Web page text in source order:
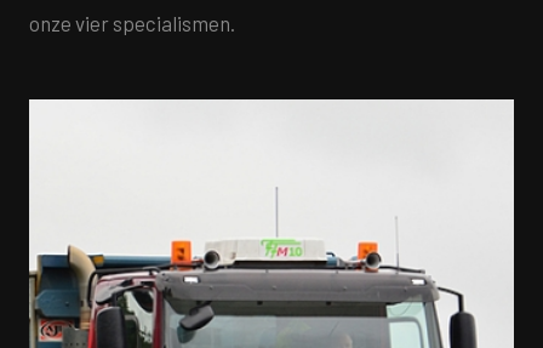
onze vier specialismen.